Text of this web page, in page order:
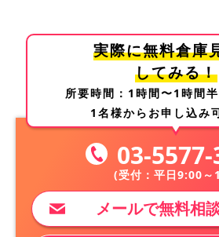
実際に無料倉庫
してみる！
所要時間：1時間〜1時間
1名様からお申し込み
03-
(受付：平日9:00～
メールで無料相